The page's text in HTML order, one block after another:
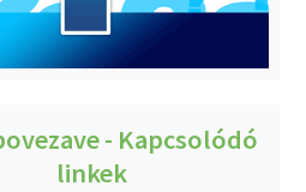
- Kapcsolódó
linkek